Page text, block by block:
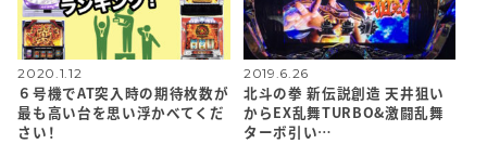
2020.1.12
６号機でAT突入時の期待枚数が
最も高い台を思い浮かべてくだ
さい！
2019.6.26
北斗の拳 新伝説創造 天井狙い
からEX乱舞TURBO&激闘乱舞
ターボ引い…